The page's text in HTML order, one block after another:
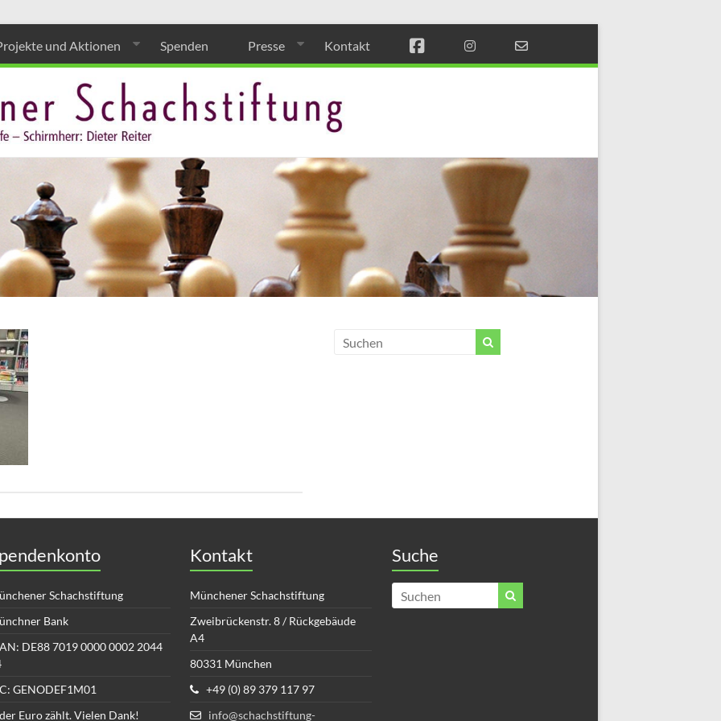
Münchener
Schach
und Aktionen Spenden Presse Kontakt
Schachstiftung
Bank
DE88 7019 0000 0002 2044
GENODEF1M01
Euro zählt. Vielen Dank!
Kontakt
Münchener Schachstiftung
Zweibrückenstr. 8 / Rückgebäude
A4
80331 München
+49 (0) 89 379 117 97
info@schachstiftung-
Suche